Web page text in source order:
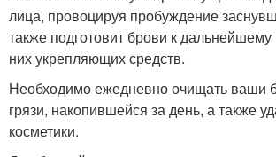
лица, провоцируя пробуждение
также подготовит брови к
них укрепляющих средств.
Необходимо ежедневно очищать ваши
грязи, накопившейся за день, а также
косметики.